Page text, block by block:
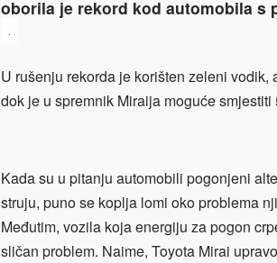
oborila je rekord kod automobila s
U rušenju rekorda je korišten zeleni
dok je u spremnik Miraija moguće smjestiti
Kada su u pitanju automobili pogonjeni
struju, puno se koplja lomi oko problema
Međutim, vozila koja energiju za pogon
sličan problem. Naime, Toyota Mirai